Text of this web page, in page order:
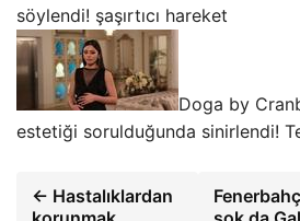
söylendi! şaşırtıcı hareket
Doga by
estetiği sorulduğunda sinirlendi!
← Hastalıklardan